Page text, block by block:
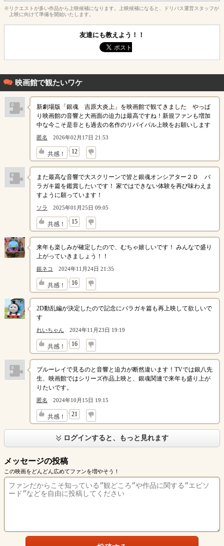
※リクエストが多い作品から上映候補になります。上映候補になると、ドリパス運営スタッフが
上映に向けて準備を開始いたします。
友達にも教えよう！！
映画館で観たいワケ
新劇場版「銀魂 吉原大炎上」を映画館で観てきました やっぱ
り映画館の音響と大画面の迫力は最高ですね！新規ファンも増加
中な今こそ是非とも過去の名作のリバイバル上映をお願いします
匿名 2026年02月17日 21:53
共感！ 12
↓
また最高な音響で大スクリーンで皆と銀魂オンシアター２Ｄ バ
ラガキ篇を鑑賞したいです！ 家ではできない体験を再び味わえま
すように願っています！
ソラ 2025年01月25日 09:05
共感！ 15
↓
来年も楽しみが確定したので、むちゃ嬉しいです！ みんなで盛り
上がっていきましょう！！
銀ネコ 2024年11月24日 21:35
共感！ 16
↓
2D動乱編が決定したので記念にバラガキ篇も再上映して欲しいで
す
れいちゃん 2024年11月23日 19:19
共感！ 16
↓
ブルーレイで見るのと音響と迫力が断然違います！TVでは銀八先
生、映画館ではシリーズ作品上映と、銀魂関連で来年も盛り上が
りたいです。
匿名 2024年10月15日 19:15
共感！ 21
↓
ログインすると、もっと見れます
メッセージの投稿
この映画をどんどん広めてファンを増やそう！